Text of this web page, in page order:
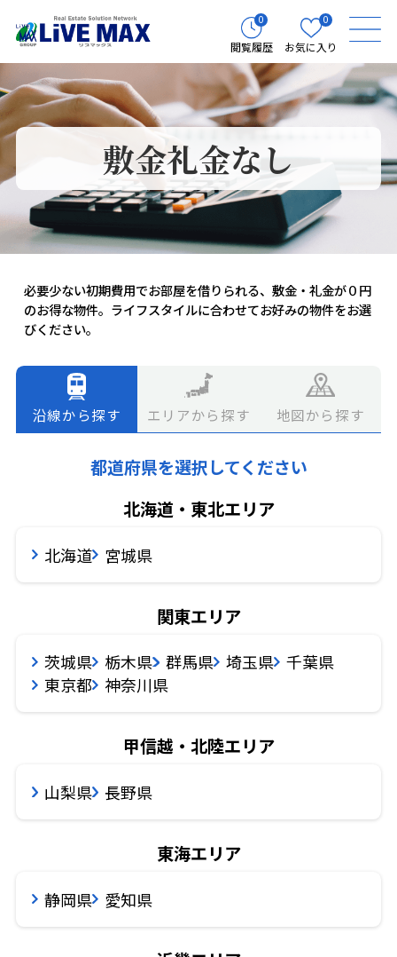
0
閲覧履歴
0
お気に入り
敷金礼金なし
必要少ない初期費用でお部屋を借りられる、敷金・礼金が０円
のお得な物件。ライフスタイルに合わせてお好みの物件をお選
びください。
沿線から探す エリアから探す 地図から探す
都道府県を選択してください
北海道・東北エリア
北海道 宮城県
関東エリア
茨城県 栃木県 群馬県 埼玉県 千葉県
東京都 神奈川県
甲信越・北陸エリア
山梨県 長野県
東海エリア
静岡県 愛知県